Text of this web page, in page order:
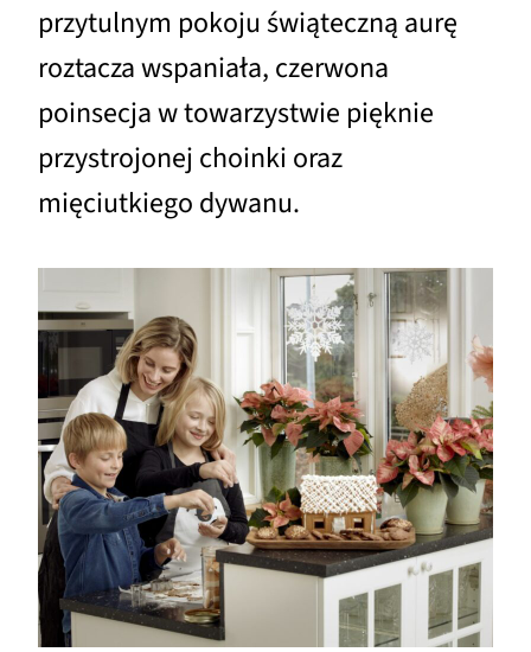
przytulnym pokoju świąteczną aurę
roztacza wspaniała, czerwona
poinsecja w towarzystwie pięknie
przystrojonej choinki oraz
mięciutkiego dywanu.